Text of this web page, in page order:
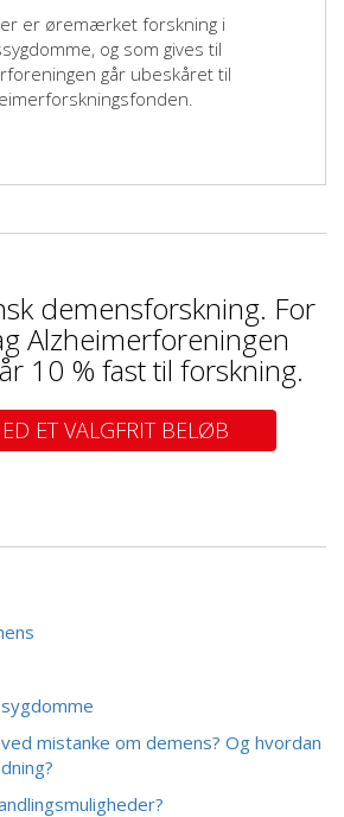
er øremærket forskning i
og som gives til
går ubeskåret til
demensforskning. For
Alzheimerforeningen
10 % fast til forskning.
ET VALGFRIT BELØB
mistanke om demens? Og hvordan